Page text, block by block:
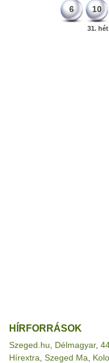
6 10
31. hét
HÍRFORRÁSOK
Szeged.hu Délmagyar,
Hírextra Szeged Ma